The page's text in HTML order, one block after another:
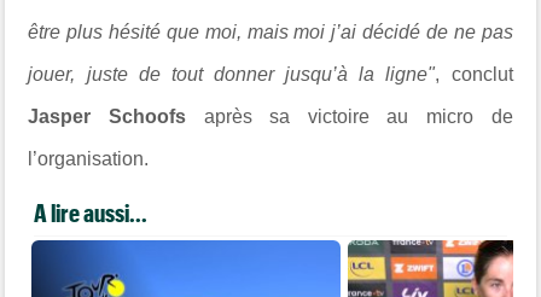
être plus hésité que moi, mais moi j’ai décidé de ne pas
jouer, juste de tout donner jusqu’à la ligne", conclut
Jasper Schoofs après sa victoire au micro de
l’organisation.
A lire aussi...